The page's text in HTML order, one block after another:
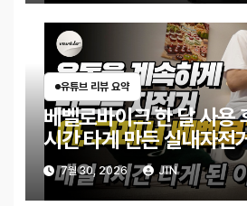
유튜브 리뷰 요약
베벨로바이크 한 달 사용
시간 타게 만든 실내자전
7월 30, 2026 JIN